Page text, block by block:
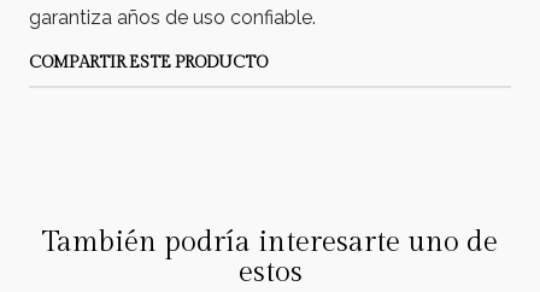
garantiza años de uso confiable.
COMPARTIR ESTE PRODUCTO
También podría interesarte uno de
estos